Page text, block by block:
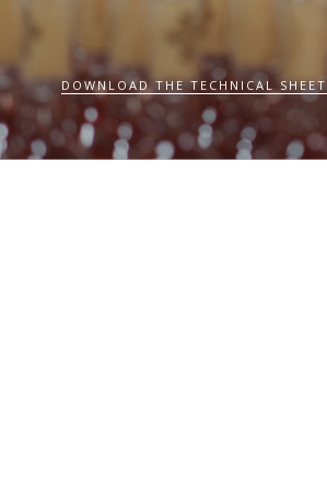
DOWNLOAD THE TECHNICAL SHEET